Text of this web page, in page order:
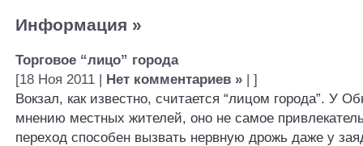
Информация »
Торговое “лицо” города
[18 Ноя 2011 | Нет комментариев » | ]
Вокзал, как известно, считается “лицом города”. У
мнению местных жителей, оно не самое
переход способен вызвать нервную дрожь даже у